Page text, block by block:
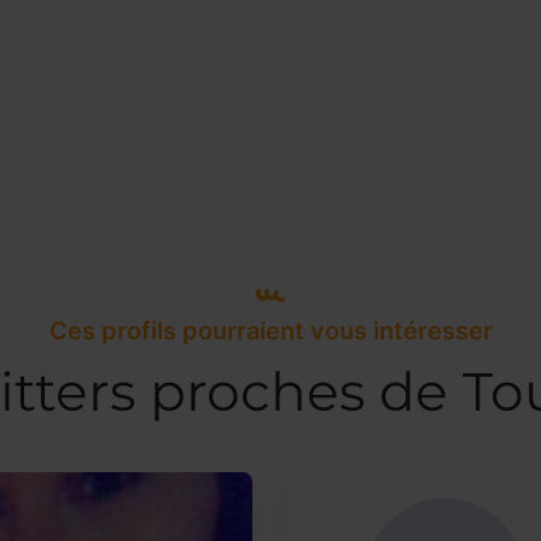
Ces profils pourraient vous intéresser
proches de